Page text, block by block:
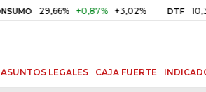
29,66% +0,87% +3,02% DTF 10,34%
ASUNTOS LEGALES CAJA FUERTE